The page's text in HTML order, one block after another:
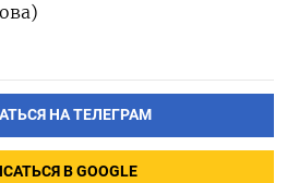
НА ТЕЛЕГРАМ
В GOOGLE